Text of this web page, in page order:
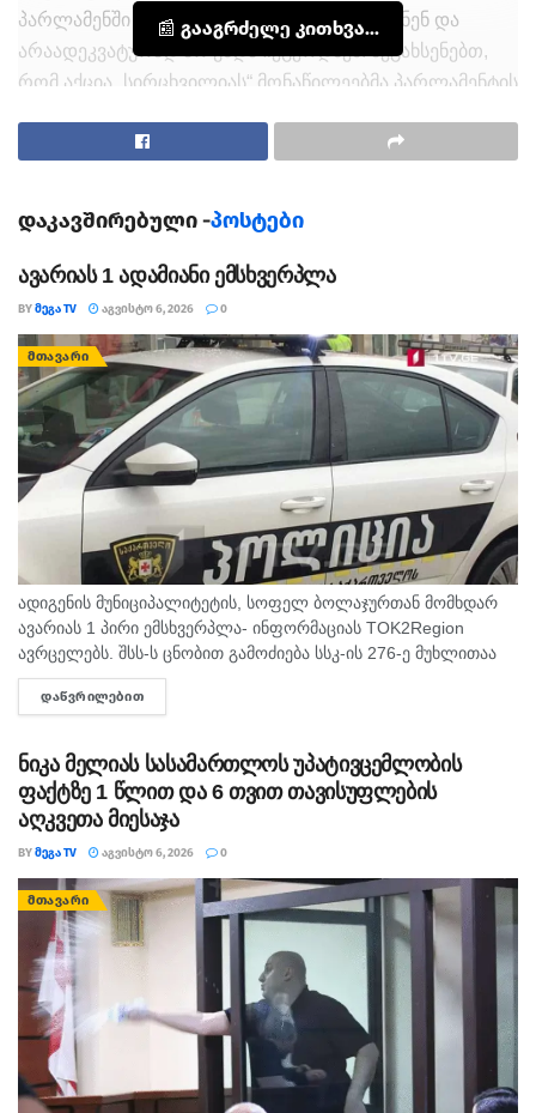
პარლამენში სხდომებზე უნდა აფიქსირებდნენ და
არაადეკვატურად არ უნდა იქცეოდნენ. შეგახსენებთ,
რომ აქცია „სირცხვილიას“ მონაწილეებმა პარლამენტის
თქმით, „ქართული ოცნების“ დეპუტატებს
ემზარ კვიციანი მივიდა, რომელმაც მომიტინგეებს
სიტყვიერი და ფიზიკური შეურაცხყოფა მიაყენა.
📰 გააგრძელე კითხვა...
თეგები:
გოგი წულაია თბილისში განვითარებულ მოვლენებს
ეხმაურება
დაკავშირებული -პოსტები
ავარიას 1 ადამიანი ემსხვერპლა
BYᲛᲔᲒᲐ TV ᲐᲒᲕᲘᲡᲢᲝ 6, 2026 0
ᲛᲗᲐᲕᲐᲠᲘ
ადიგენის მუნიციპალიტეტის, სოფელ ბოლაჯურთან მომხდარ
ავარიას 1 პირი ემსხვერპლა- ინფორმაციას TOK2Region
ავრცელებს. შსს-ს ცნობით გამოძიება სსკ-ის 276-ე მუხლითაა
დაწყებული, რაც ტრანსპორტის მოძრაობის უსაფრთხოების ან
ექსპლუატაციის წესის დარღვევას გულისხმობს.
ᲓᲐᲬᲕᲠᲘᲚᲔᲑᲘᲗ
ნიკა მელიას სასამართლოს უპატივცემლობის
ფაქტზე 1 წლით და 6 თვით თავისუფლების
აღკვეთა მიესაჯა
BYᲛᲔᲒᲐ TV ᲐᲒᲕᲘᲡᲢᲝ 6, 2026 0
ᲛᲗᲐᲕᲐᲠᲘ